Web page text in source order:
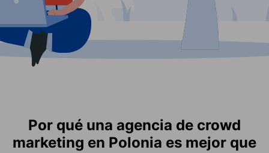
Por qué una agencia de crowd
marketing en Polonia es mejor que